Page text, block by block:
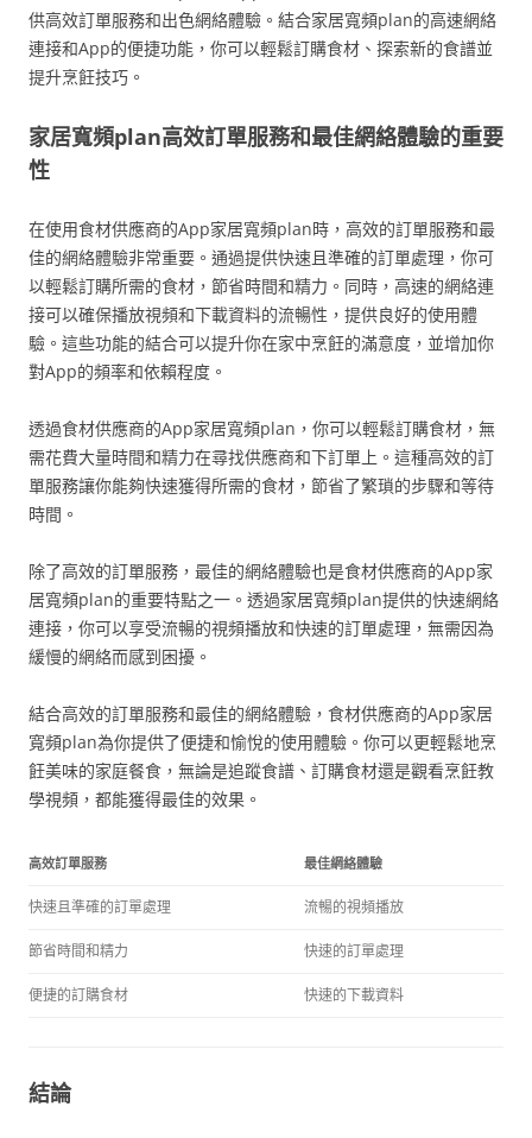
供高效訂單服務和出色網絡體驗。結合家居寬頻plan的高速網絡
連接和App的便捷功能，你可以輕鬆訂購食材、探索新的食譜並
提升烹飪技巧。
家居寬頻plan高效訂單服務和最佳網絡體驗的重要
性
在使用食材供應商的App家居寬頻plan時，高效的訂單服務和最
佳的網絡體驗非常重要。通過提供快速且準確的訂單處理，你可
以輕鬆訂購所需的食材，節省時間和精力。同時，高速的網絡連
接可以確保播放視頻和下載資料的流暢性，提供良好的使用體
驗。這些功能的結合可以提升你在家中烹飪的滿意度，並增加你
對App的頻率和依賴程度。
透過食材供應商的App家居寬頻plan，你可以輕鬆訂購食材，無
需花費大量時間和精力在尋找供應商和下訂單上。這種高效的訂
單服務讓你能夠快速獲得所需的食材，節省了繁瑣的步驟和等待
時間。
除了高效的訂單服務，最佳的網絡體驗也是食材供應商的App家
居寬頻plan的重要特點之一。透過家居寬頻plan提供的快速網絡
連接，你可以享受流暢的視頻播放和快速的訂單處理，無需因為
緩慢的網絡而感到困擾。
結合高效的訂單服務和最佳的網絡體驗，食材供應商的App家居
寬頻plan為你提供了便捷和愉悅的使用體驗。你可以更輕鬆地烹
飪美味的家庭餐食，無論是追蹤食譜、訂購食材還是觀看烹飪教
學視頻，都能獲得最佳的效果。
高效訂單服務 最佳網絡體驗
快速且準確的訂單處理 流暢的視頻播放
節省時間和精力 快速的訂單處理
便捷的訂購食材 快速的下載資料
結論